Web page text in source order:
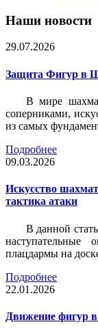
Наши новости
29.07.2026
Защита Фигур в
В мире
соперниками,
из самых
Подробнее
09.03.2026
Искусство
тактика атаки
В данной
наступательные
плацдармы на
Подробнее
22.01.2026
Движение фигур